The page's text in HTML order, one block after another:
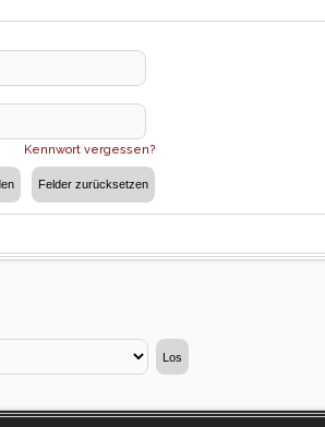
Kennwort vergessen?